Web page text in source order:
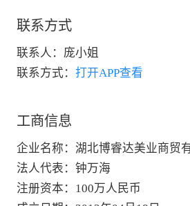
联系方式
联系人： 庞小姐
联系方式： 打开APP查看
工商信息
企业名称 ： 湖北博睿达美业商贸
法人代表 ： 钟万海
注册资本 ： 100万人民币